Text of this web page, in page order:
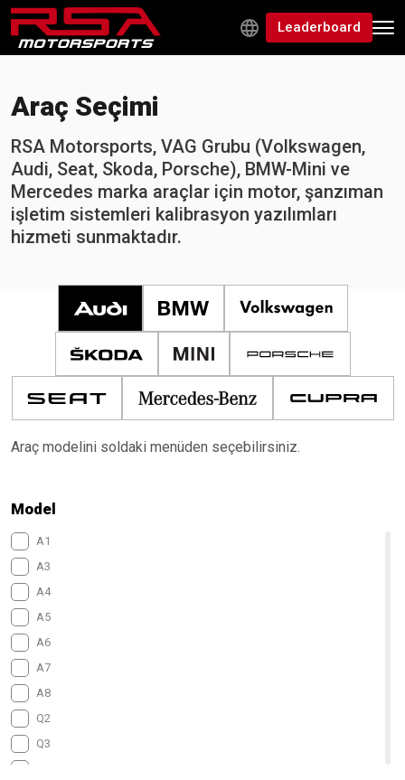
Leaderboard
Araç Seçimi
RSA Motorsports, VAG Grubu (Volkswagen,
Audi, Seat, Skoda, Porsche), BMW-Mini ve
Mercedes marka araçlar için motor, şanzıman
işletim sistemleri kalibrasyon yazılımları
hizmeti sunmaktadır.
Araç modelini soldaki menüden seçebilirsiniz.
Model
A1
A3
A4
A5
A6
A7
A8
Q2
Q3